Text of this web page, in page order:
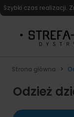
Szybki czas realizacji.
Strona główna
Odzież